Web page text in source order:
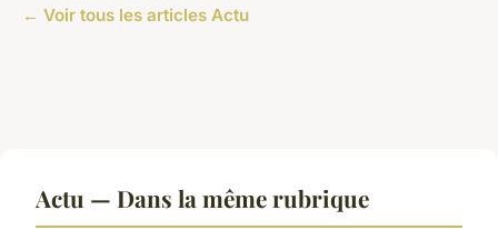
← Voir tous les articles Actu
Actu — Dans la même rubrique